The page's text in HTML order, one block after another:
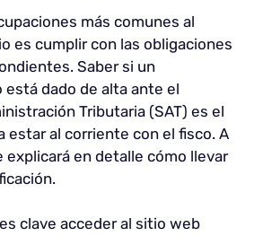
más comunes al
es cumplir con las obligaciones
Saber si un
dado de alta ante el
Tributaria (SAT) es el
estar al corriente con el fisco. A
explicará en detalle cómo llevar
clave acceder al sitio web